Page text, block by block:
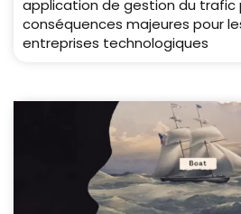
application de gestion du trafic
conséquences majeures pour
entreprises technologiques